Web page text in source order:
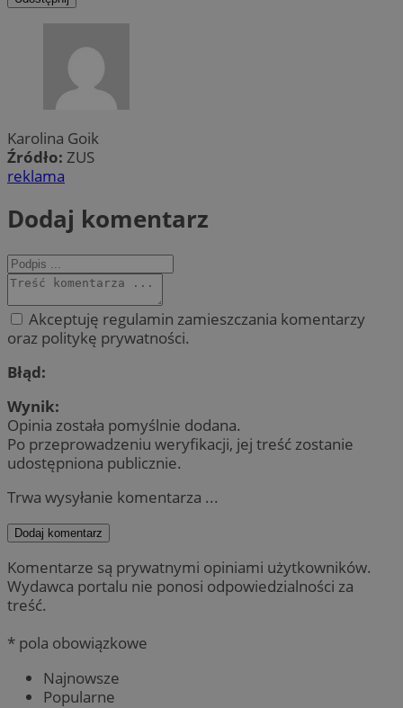
Karolina Goik
Źródło: ZUS
reklama
Dodaj komentarz
Akceptuję regulamin zamieszczania komentarzy
oraz politykę prywatności.
Błąd:
Wynik:
Opinia została pomyślnie dodana.
Po przeprowadzeniu weryfikacji, jej treść zostanie
udostępniona publicznie.
Trwa wysyłanie komentarza ...
Dodaj komentarz
Komentarze są prywatnymi opiniami użytkowników.
Wydawca portalu nie ponosi odpowiedzialności za
treść.
* pola obowiązkowe
Najnowsze
Popularne